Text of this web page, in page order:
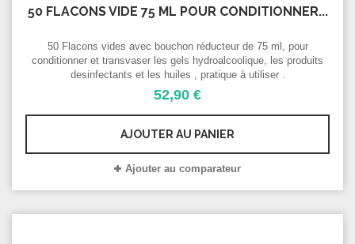
50 FLACONS VIDE 75 ML POUR CONDITIONNER...
50 Flacons vides avec bouchon réducteur de 75 ml, pour
conditionner et transvaser les gels hydroalcoolique, les produits
desinfectants et les huiles , pratique à utiliser .
52,90 €
AJOUTER AU PANIER
Ajouter au comparateur